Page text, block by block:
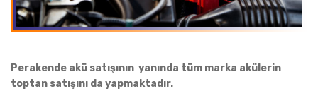
Perakende akü satışının yanında tüm marka akülerin
toptan satışını da yapmaktadır.